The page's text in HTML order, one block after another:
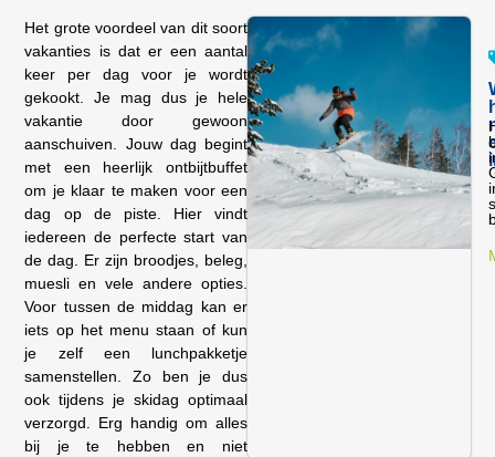
Het grote voordeel van dit soort
vakanties is dat er een aantal
keer per dag voor je wordt
gekookt. Je mag dus je hele
vakantie door gewoon
aanschuiven. Jouw dag begint
met een heerlijk ontbijtbuffet
om je klaar te maken voor een
dag op de piste. Hier vindt
iedereen de perfecte start van
de dag. Er zijn broodjes, beleg,
muesli en vele andere opties.
Voor tussen de middag kan er
iets op het menu staan of kun
je zelf een lunchpakketje
samenstellen. Zo ben je dus
ook tijdens je skidag optimaal
verzorgd. Erg handig om alles
bij je te hebben en niet